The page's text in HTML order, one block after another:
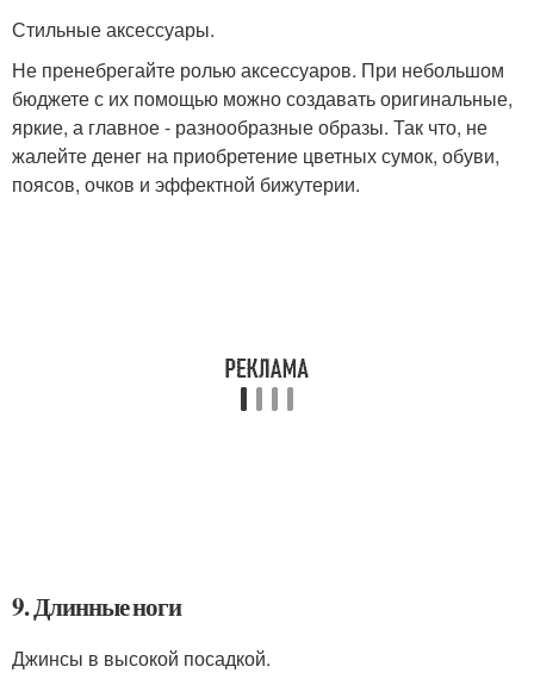
Стильные аксессуары.
Не пренебрегайте ролью аксессуаров. При небольшом
бюджете с их помощью можно создавать оригинальные,
яркие, а главное - разнообразные образы. Так что, не
жалейте денег на приобретение цветных сумок, обуви,
поясов, очков и эффектной бижутерии.
9. Длинные ноги
Джинсы в высокой посадкой.